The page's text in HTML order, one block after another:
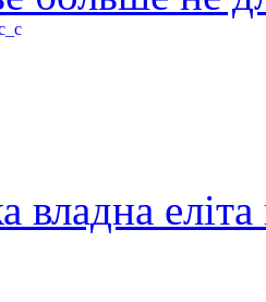
владна